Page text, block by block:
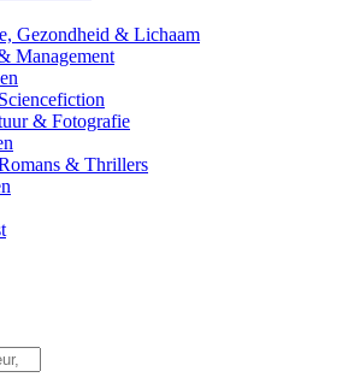
Gezondheid & Lichaam
Management
& Fotografie
& Thrillers